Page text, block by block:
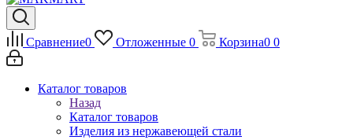
Сравнение0 Отложенные 0 Корзина0 0
Каталог товаров
Назад
Каталог товаров
Изделия из нержавеющей стали